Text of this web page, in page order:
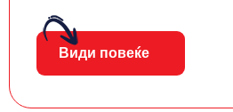
Види повеќе